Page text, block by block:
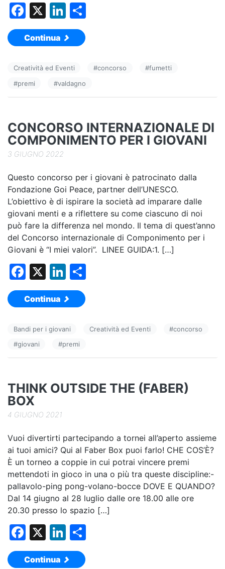
F
a
c
b
o
k
X
Li
n
k
dI
n
vi
Continua
Creatività ed Eventi #concorso #fumetti
#premi #valdagno
CONCORSO INTERNAZIONALE DI
COMPONIMENTO PER I GIOVANI
3 GIUGNO 2022
Questo concorso per i giovani è patrocinato dalla
Fondazione Goi Peace, partner dell’UNESCO.
L’obiettivo è di ispirare la società ad imparare dalle
giovani menti e a riflettere su come ciascuno di noi
può fare la differenza nel mondo. Il tema di quest’anno
del Concorso internazionale di Componimento per i
Giovani è “I miei valori”. LINEE GUIDA:1. […]
F
a
c
b
o
k
X
Li
n
k
dI
n
vi
Continua
Bandi per i giovani Creatività ed Eventi #concorso
#giovani #premi
THINK OUTSIDE THE (FABER)
BOX
4 GIUGNO 2021
Vuoi divertirti partecipando a tornei all’aperto assieme
ai tuoi amici? Qui al Faber Box puoi farlo! CHE COS’È?
È un torneo a coppie in cui potrai vincere premi
mettendoti in gioco in una o più tra queste discipline:-
pallavolo-ping pong-volano-bocce DOVE E QUANDO?
Dal 14 giugno al 28 luglio dalle ore 18.00 alle ore
20.30 presso lo spazio […]
F
a
c
X
Li
n
k
Continua